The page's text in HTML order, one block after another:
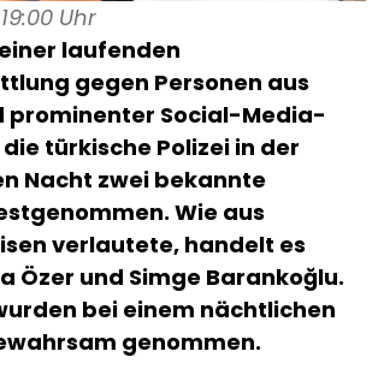
Uhr
laufenden
gegen Personen aus
prominenter Social-Media-
türkische Polizei in der
Nacht zwei bekannte
Wie aus
verlautete, handelt es
Özer und Simge Barankoğlu.
bei einem nächtlichen
genommen.